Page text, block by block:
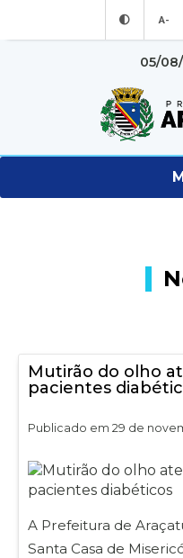
A-
05/
Mutirão do olho
pacientes
Publicado em 29 de
A Prefeitura de
Santa Casa de